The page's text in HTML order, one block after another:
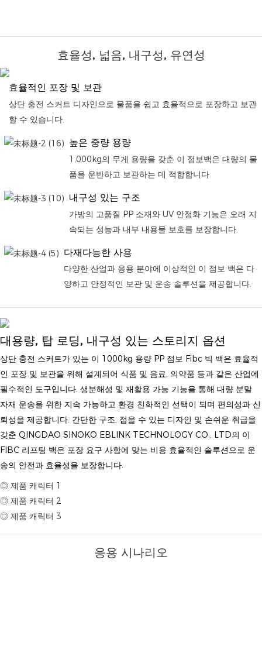
효율성, 넓음, 내구성, 유연성
효율적인 포장 및 보관
상단 충전 스커트 디자인으로 물품을 쉽고 효율적으로 포장하고 보관
할 수 있습니다.
높은 중량 용량
1,000kg의 무게 용량을 갖춘 이 점보백은 대량의 물
품을 운반하고 보관하는 데 적합합니다.
내구성 있는 구조
가방의 고품질 PP 소재와 UV 안정화 기능은 오래 지
속되는 성능과 내부 내용물 보호를 보장합니다.
다재다능한 사용
다양한 산업과 응용 분야에 이상적인 이 점보 백은 다
양하고 안정적인 보관 및 운송 솔루션을 제공합니다.
대용량, 탑 로딩, 내구성 있는 스토리지 옵션
상단 충전 스커트가 있는 이 1000kg 용량 PP 점보 Fibc 빅 백은 효율적
인 포장 및 보관을 위해 설계되어 식품 및 음료, 의약품 등과 같은 산업에
필수적인 도구입니다. 생분해성 및 재활용 가능 기능을 통해 대량 분말
자재 운송을 위한 지속 가능하고 환경 친화적인 선택이 되며 편의성과 신
뢰성을 제공합니다. 간단한 구조, 접을 수 있는 디자인 및 손쉬운 취급을
갖춘 QINGDAO SINOKO EBLINK TECHNOLOGY CO., LTD의 이
FIBC 리프팅 백은 포장 요구 사항에 맞는 비용 효율적인 솔루션으로 운
송의 안전과 효율성을 보장합니다.
◎ 제품 캐릭터 1
◎ 제품 캐릭터 2
◎ 제품 캐릭터 3
응용 시나리오